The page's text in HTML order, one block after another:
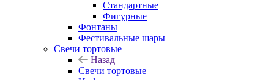
Стандартные
Фигурные
Фонтаны
Фестивальные шары
Свечи тортовые
Назад
Свечи тортовые